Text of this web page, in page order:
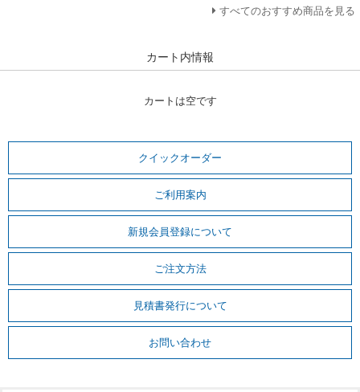
すべてのおすすめ商品を見る
カート内情報
カートは空です
クイックオーダー
ご利用案内
新規会員登録について
ご注文方法
見積書発行について
お問い合わせ